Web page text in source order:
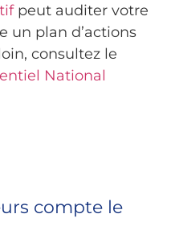
peut auditer votre
un plan d’actions
consultez le
National
compte le